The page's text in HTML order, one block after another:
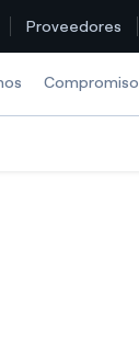
Proveedores
Compromiso